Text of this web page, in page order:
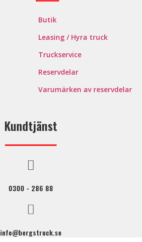
Butik
Leasing / Hyra truck
Truckservice
Reservdelar
Varumärken av reservdelar
Kundtjänst
0300 - 286 88
info@bergstruck.se